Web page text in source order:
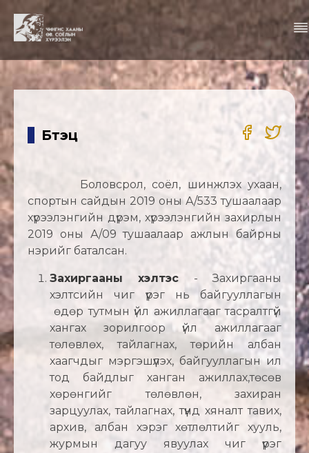
Бүтэц
Боловсрол, соёл, шинжлэх ухаан,
спортын сайдын 2019 оны А/533 тушаалаар
хүрээлэнгийн дүрэм, хүрээлэнгийн захирлын
2019 оны А/09 тушаалаар ажлын байрны
нэрийг баталсан.
Захиргааны хэлтэс - Захиргааны
хэлтсийн чиг үүрэг нь байгууллагын
өдөр тутмын үйл ажиллагааг тасралтгүй
хангах зорилгоор үйл ажиллагааг
төлөвлөх, тайлагнах, төрийн албан
хаагчдыг мэргэшүүлэх, байгууллагын ил
тод байдлыг ханган ажиллах,төсөв
хөрөнгийг төлөвлөн, захиран
зарцуулах, тайлагнах, түүнд хяналт тавих,
архив, албан хэрэг хөтлөлтийг хууль,
журмын дагуу явуулах чиг үүрэг